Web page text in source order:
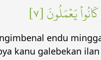
يَعۡمَلُونَ [٧]
endu
kanu galebekan